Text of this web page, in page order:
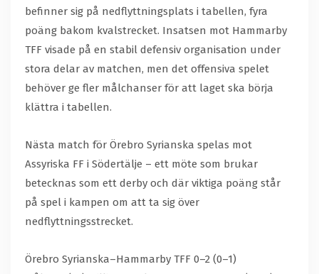
befinner sig på nedflyttningsplats i tabellen, fyra
poäng bakom kvalstrecket. Insatsen mot Hammarby
TFF visade på en stabil defensiv organisation under
stora delar av matchen, men det offensiva spelet
behöver ge fler målchanser för att laget ska börja
klättra i tabellen.
Nästa match för Örebro Syrianska spelas mot
Assyriska FF i Södertälje – ett möte som brukar
betecknas som ett derby och där viktiga poäng står
på spel i kampen om att ta sig över
nedflyttningsstrecket.
Örebro Syrianska–Hammarby TFF 0–2 (0–1)